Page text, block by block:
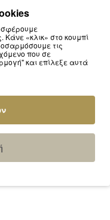
σε 1-3
«κλικ» στο κουμπί
τις
που σε
και επίλεξε αυτά